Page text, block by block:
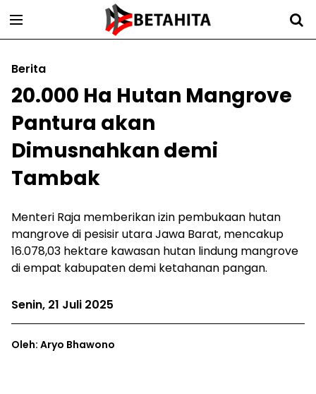
Berita
20.000 Ha Hutan Mangrove
Pantura akan
Dimusnahkan demi
Tambak
Menteri Raja memberikan izin pembukaan hutan
mangrove di pesisir utara Jawa Barat, mencakup
16.078,03 hektare kawasan hutan lindung mangrove
di empat kabupaten demi ketahanan pangan.
Senin, 21 Juli 2025
Oleh: Aryo Bhawono